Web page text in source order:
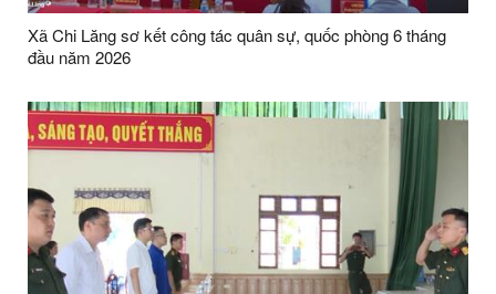
Xã Chi Lăng sơ kết công tác quân sự, quốc phòng 6 tháng
đầu năm 2026